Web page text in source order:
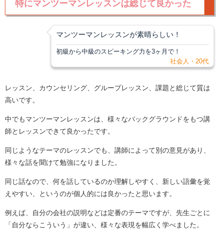
特にマンツーマンレッスンは総じて良かった
マンツーマンレッスンが素晴らしい！
初級から中級のスピーキング力を3ヶ月で！
社会人・20代
レッスン、カウンセリング、グループレッスン、課題と総じて質は
高いです。
中でもマンツーマンレッスンは、様々なバックグラウンドをもつ講
師とレッスンできて良かったです。
同じようなテーマのレッスンでも、講師によって別の意見があり、
様々な話を聞けて勉強になりました。
同じ話なので、何を話しているのか理解しやすく、新しい語彙を覚
えやすい、というのが個人的には良かったと思います。
例えば、自分の会社の説明などは定番のテーマですが、先生ごとに
「自分ならこういう」が違い、様々な表現を幅広く学べました。